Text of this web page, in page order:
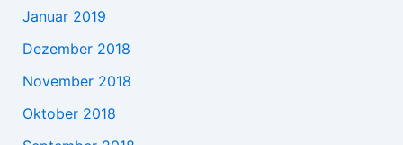
Januar 2019
Dezember 2018
November 2018
Oktober 2018